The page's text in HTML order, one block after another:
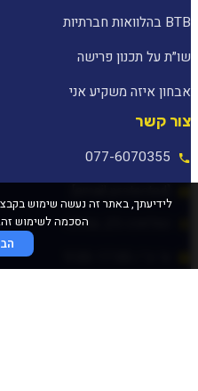
BTB בהלוואות חברתיות
שו״ת על תכנון פרישה
אבחון איזה משקיע אני
צור קשר
077-6070355
הסכמה לשימוש